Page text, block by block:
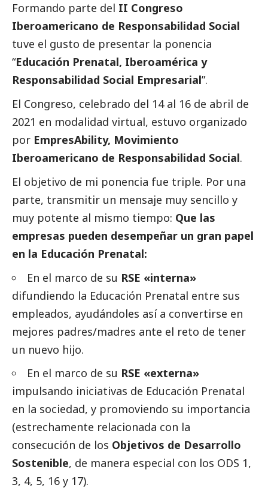
Formando parte del II Congreso
Iberoamericano de Responsabilidad Social
tuve el gusto de presentar la ponencia
“Educación Prenatal, Iberoamérica y
Responsabilidad Social Empresarial”.
El Congreso, celebrado del 14 al 16 de abril de
2021 en modalidad virtual, estuvo organizado
por EmpresAbility, Movimiento
Iberoamericano de Responsabilidad Social.
El objetivo de mi ponencia fue triple. Por una
parte, transmitir un mensaje muy sencillo y
muy potente al mismo tiempo: Que las
empresas pueden desempeñar un gran papel
en la Educación Prenatal:
En el marco de su RSE «interna»
difundiendo la Educación Prenatal entre sus
empleados, ayudándoles así a convertirse en
mejores padres/madres ante el reto de tener
un nuevo hijo.
En el marco de su RSE «externa»
impulsando iniciativas de Educación Prenatal
en la sociedad, y promoviendo su importancia
(estrechamente relacionada con la
consecución de los Objetivos de Desarrollo
Sostenible, de manera especial con los ODS 1,
3, 4, 5, 16 y 17).